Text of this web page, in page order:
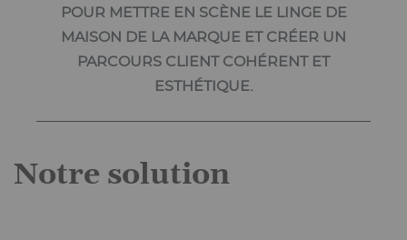
POUR METTRE EN SCÈNE LE LINGE DE
MAISON DE LA MARQUE ET CRÉER UN
PARCOURS CLIENT COHÉRENT ET
ESTHÉTIQUE.
Notre solution